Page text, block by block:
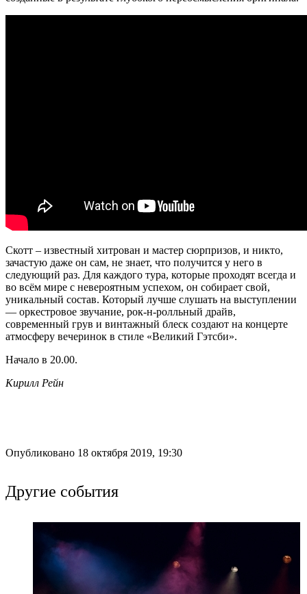
Скотт – известный хитрован и мастер сюрпризов, и никто,
зачастую даже он сам, не знает, что получится у него в
следующий раз. Для каждого тура, которые проходят всегда и
во всём мире с невероятным успехом, он собирает свой,
уникальный состав. Который лучше слушать на выступлении
— оркестровое звучание, рок-н-ролльный драйв,
современный грув и винтажный блеск создают на концерте
атмосферу вечеринок в стиле «Великий Гэтсби».
Начало в 20.00.
Кирилл Рейн
Опубликовано 18 октября 2019, 19:30
Другие события